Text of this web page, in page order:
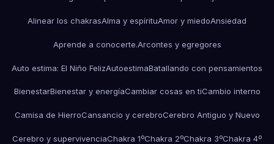
Alinear los chakrasAlma y espírituAmor y miedoAnsiedad
Aprende a conocerte.Arcontes y egregores
Auto estima: El Niño FelizAutoestimaBatallando con pensamientos
BienestarBienestar y energíaCambiar cosas en tiCambio interno
Camisa de HierroCansancio y cerebroCerebro Antiguo y Nuevo
Cerebro y supervivenciaChakra 1ºChakra 2ºChakra 3ºChakra 4º